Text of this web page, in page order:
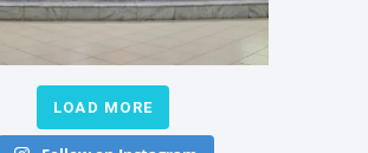
LOAD MORE